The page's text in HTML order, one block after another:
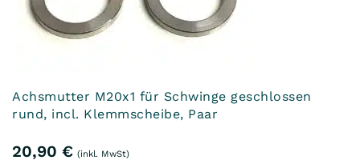
Achsmutter M20x1 für Schwinge geschlossen
rund, incl. Klemmscheibe, Paar
20,90 € (inkl. MwSt)